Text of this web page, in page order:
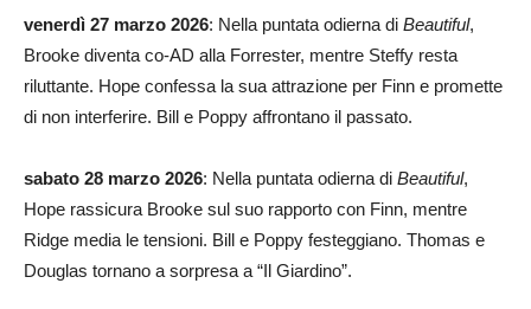
venerdì 27 marzo 2026: Nella puntata odierna di Beautiful,
Brooke diventa co-AD alla Forrester, mentre Steffy resta
riluttante. Hope confessa la sua attrazione per Finn e promette
di non interferire. Bill e Poppy affrontano il passato.
sabato 28 marzo 2026: Nella puntata odierna di Beautiful,
Hope rassicura Brooke sul suo rapporto con Finn, mentre
Ridge media le tensioni. Bill e Poppy festeggiano. Thomas e
Douglas tornano a sorpresa a “Il Giardino”.